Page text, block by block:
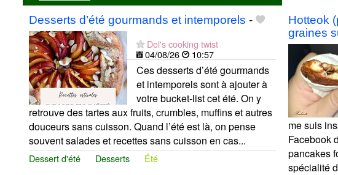
Desserts d’été gourmands et intemporels -
Del's cooking twist
04/08/26
10:57
Ces desserts d’été gourmands
et intemporels sont à ajouter à
votre bucket-list cet été. On y
retrouve des tartes aux fruits, crumbles, muffins et autres
douceurs sans cuisson. Quand l’été est là, on pense
souvent salades et recettes sans cuisson en cas...
Dessert d'été Desserts Été
Hotteok
graines
me suis
Facebook
pancakes
spécialité